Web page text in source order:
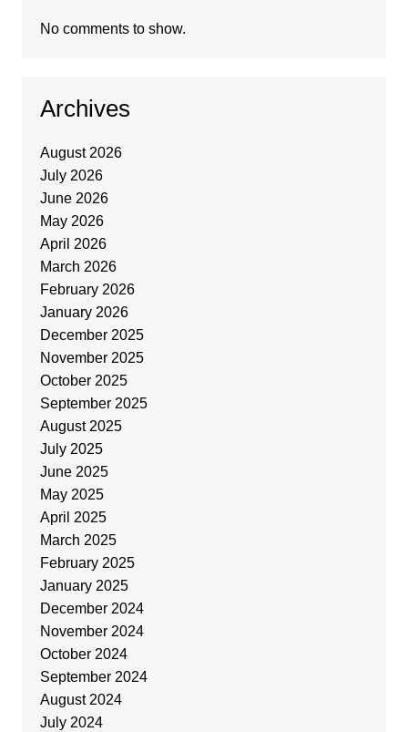
No comments to show.
Archives
August 2026
July 2026
June 2026
May 2026
April 2026
March 2026
February 2026
January 2026
December 2025
November 2025
October 2025
September 2025
August 2025
July 2025
June 2025
May 2025
April 2025
March 2025
February 2025
January 2025
December 2024
November 2024
October 2024
September 2024
August 2024
July 2024